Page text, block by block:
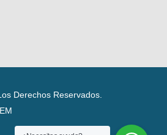
Derechos Reservados.